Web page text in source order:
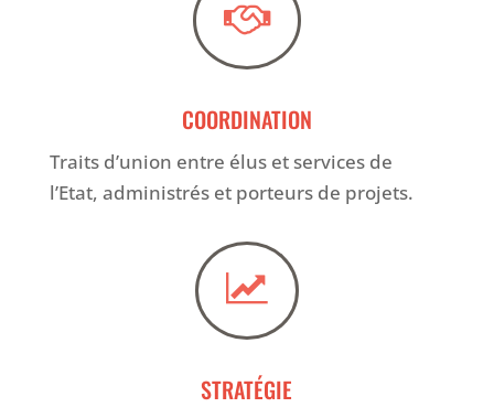

COORDINATION
Traits d’union entre élus et services de
l’Etat, administrés et porteurs de projets.

STRATÉGIE